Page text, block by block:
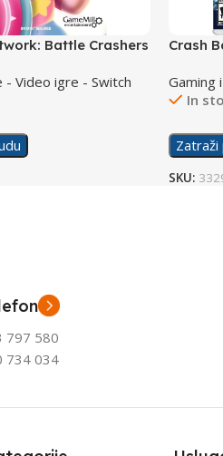
Battle Crashers
- Video igre - Switch
Crash
Gaming
In
Zatraži
SKU:
797 580
734 034